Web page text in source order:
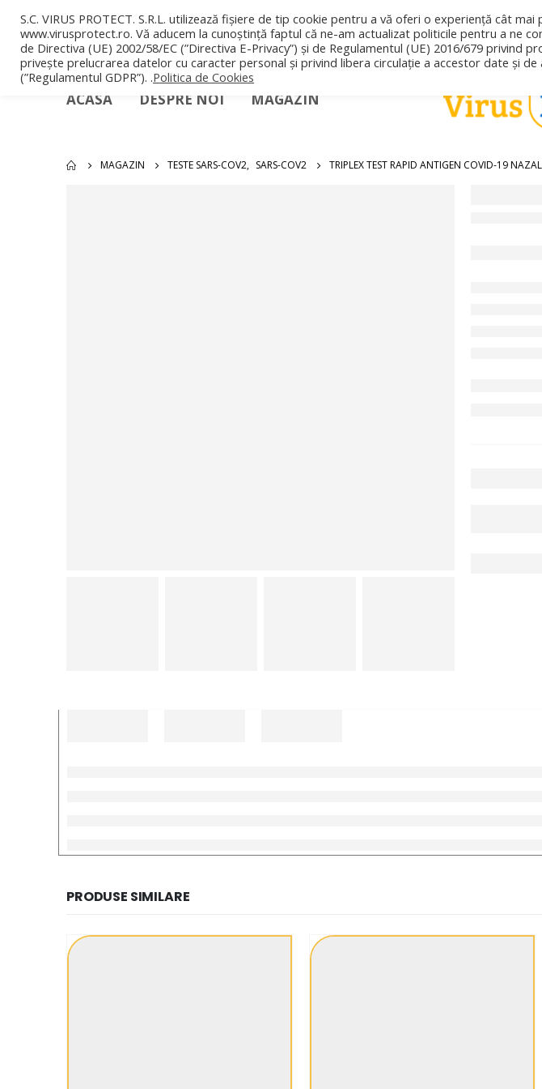
ACASA DESPRE NOI MAGAZIN
MAGAZIN TESTE SARS-COV2, SARS-COV2 TRIPLEX TEST RAPID ANTIGEN COVID-19
PRODUSE SIMILARE
S.C. VIRUS PROTECT. S.R.L. utilizează fișiere de tip cookie pentru a vă oferi o experiență cât
www.virusprotect.ro. Vă aducem la cunoștință faptul că ne-am actualizat politicile pentru a ne
de Directiva (UE) 2002/58/EC (”Directiva E-Privacy”) și de Regulamentul (UE) 2016/679 privind
privește prelucrarea datelor cu caracter personal și privind libera circulație a accestor date și de
(”Regulamentul GDPR”). .Politica de Cookies